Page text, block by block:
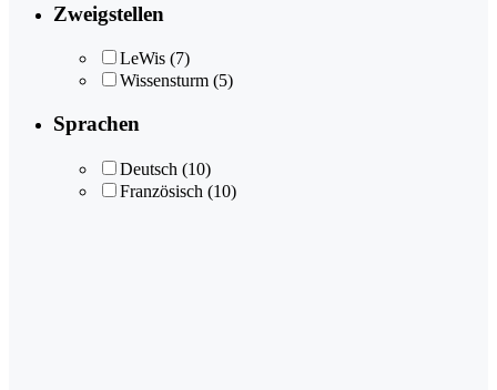
Zweigstellen
LeWis (7)
Wissensturm (5)
Sprachen
Deutsch (10)
Französisch (10)